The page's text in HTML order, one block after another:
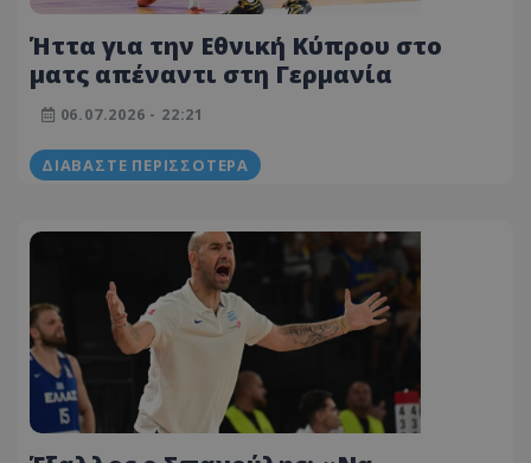
Ήττα για την Εθνική Κύπρου στο
ματς απέναντι στη Γερμανία
06.07.2026 - 22:21
ΔΙΑΒΆΣΤΕ ΠΕΡΙΣΣΌΤΕΡΑ